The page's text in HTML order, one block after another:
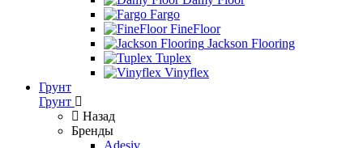
Fargo
FineFloor
Jackson Flooring
Tuplex
Vinyflex
Грунт
Грунт
Назад
Бренды
Adesiv